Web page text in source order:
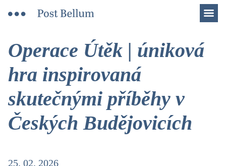
Operace Útěk | úniková
hra inspirovaná
skutečnými příběhy v
Českých Budějovicích
25. 02. 2026